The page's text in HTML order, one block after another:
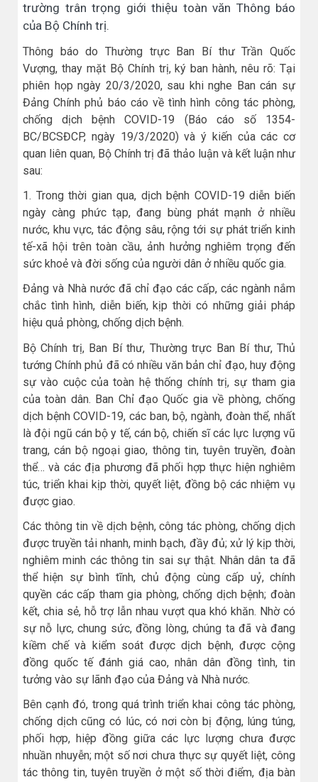
trường trân trọng giới thiệu toàn văn Thông báo
của Bộ Chính trị.
Thông báo do Thường trực Ban Bí thư Trần Quốc
Vượng, thay mặt Bộ Chính trị, ký ban hành, nêu rõ: Tại
phiên họp ngày 20/3/2020, sau khi nghe Ban cán sự
Đảng Chính phủ báo cáo về tình hình công tác phòng,
chống dịch bệnh COVID-19 (Báo cáo số 1354-
BC/BCSĐCP, ngày 19/3/2020) và ý kiến của các cơ
quan liên quan, Bộ Chính trị đã thảo luận và kết luận như
sau:
1. Trong thời gian qua, dịch bệnh COVID-19 diễn biến
ngày càng phức tạp, đang bùng phát mạnh ở nhiều
nước, khu vực, tác động sâu, rộng tới sự phát triển kinh
tế-xã hội trên toàn cầu, ảnh hưởng nghiêm trọng đến
sức khoẻ và đời sống của người dân ở nhiều quốc gia.
Đảng và Nhà nước đã chỉ đạo các cấp, các ngành nắm
chắc tình hình, diễn biến, kịp thời có những giải pháp
hiệu quả phòng, chống dịch bệnh.
Bộ Chính trị, Ban Bí thư, Thường trực Ban Bí thư, Thủ
tướng Chính phủ đã có nhiều văn bản chỉ đạo, huy động
sự vào cuộc của toàn hệ thống chính trị, sự tham gia
của toàn dân. Ban Chỉ đạo Quốc gia về phòng, chống
dịch bệnh COVID-19, các ban, bộ, ngành, đoàn thể, nhất
là đội ngũ cán bộ y tế, cán bộ, chiến sĩ các lực lượng vũ
trang, cán bộ ngoại giao, thông tin, tuyên truyền, đoàn
thể… và các địa phương đã phối hợp thực hiện nghiêm
túc, triển khai kịp thời, quyết liệt, đồng bộ các nhiệm vụ
được giao.
Các thông tin về dịch bệnh, công tác phòng, chống dịch
được truyền tải nhanh, minh bạch, đầy đủ; xử lý kịp thời,
nghiêm minh các thông tin sai sự thật. Nhân dân ta đã
thể hiện sự bình tĩnh, chủ động cùng cấp uỷ, chính
quyền các cấp tham gia phòng, chống dịch bệnh; đoàn
kết, chia sẻ, hỗ trợ lẫn nhau vượt qua khó khăn. Nhờ có
sự nỗ lực, chung sức, đồng lòng, chúng ta đã và đang
kiềm chế và kiểm soát được dịch bệnh, được cộng
đồng quốc tế đánh giá cao, nhân dân đồng tình, tin
tưởng vào sự lãnh đạo của Đảng và Nhà nước.
Bên cạnh đó, trong quá trình triển khai công tác phòng,
chống dịch cũng có lúc, có nơi còn bị động, lúng túng,
phối hợp, hiệp đồng giữa các lực lượng chưa được
nhuần nhuyễn; một số nơi chưa thực sự quyết liệt, công
tác thông tin, tuyên truyền ở một số thời điểm, địa bàn